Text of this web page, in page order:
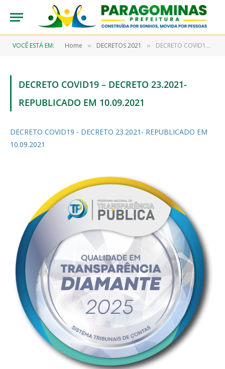
VOCÊ ESTÁ EM: Home » DECRETOS 2021 » DECRETO COVID19 – DECRETO 23.2021- REPUBLICADO EM 10.09.2021
DECRETO COVID19 – DECRETO 23.2021-
REPUBLICADO EM 10.09.2021
DECRETO COVID19 - DECRETO 23.2021- REPUBLICADO EM
10.09.2021